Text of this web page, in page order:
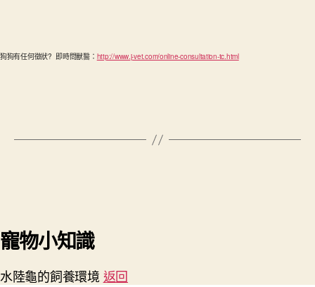
狗狗有任何徵狀? 即時問獸醫： http://www.j-vet.com/online-consultation-tc.html
寵物小知識
水陸龜的飼養環境 返回